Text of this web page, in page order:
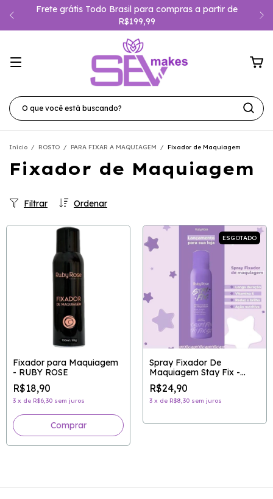
Frete grátis Todo Brasil para compras a partir de
R$199,99
Início / ROSTO / PARA FIXAR A MAQUIAGEM / Fixador de Maquiagem
Fixador de Maquiagem
Ordenar
Filtrar
Fixador para Maquiagem
- RUBY ROSE
R$18,90
3 x de R$6,30 sem juros
ESGOTADO
Spray Fixador De
Maquiagem Stay Fix -
RUBY ROSE
R$24,90
3 x de R$8,30 sem juros